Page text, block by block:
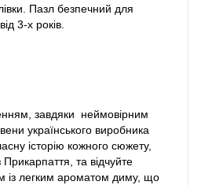
Пазл безпечний для
3-х років.
завдяки неймовірним
українського виробника
історію кожного сюжету,
та відчуйте
із легким ароматом диму, що